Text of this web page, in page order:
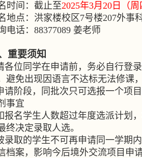
时间：截止至2025年3月 20 日（周
地点：洪家楼校区7号楼207外事
电话： 88377089 姜老师
重要须知
各位同学在申请前，务必自行登
避免出现因语言不达标无法修课
请阶段，同批次只可选报一个项
事宜
报名学生人数超过年度选派计划
终决定录取人选。
录取的学生不可再申请同一学期
档案，影响今后境外交流项目申请